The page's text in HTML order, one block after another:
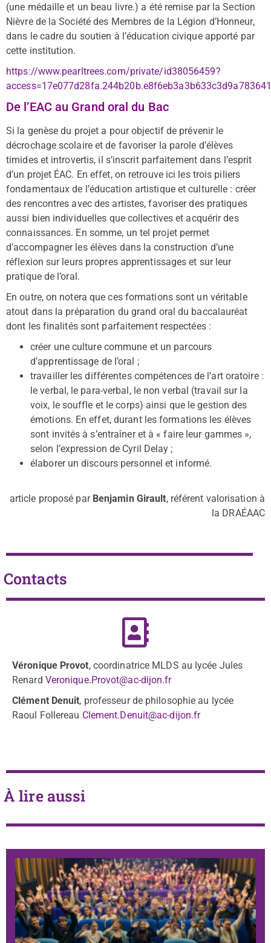
(une médaille et un beau livre.) a été remise par la Section
Nièvre de la Société des Membres de la Légion d’Honneur,
dans le cadre du soutien à l’éducation civique apporté par
cette institution.
https://www.pearltrees.com/private/id38056459?
De l’EAC au Grand oral du Bac
Si la genèse du projet a pour objectif de prévenir le
décrochage scolaire et de favoriser la parole d’élèves
timides et introvertis, il s’inscrit parfaitement dans l’esprit
d’un projet ÉAC. En effet, on retrouve ici les trois piliers
fondamentaux de l’éducation artistique et culturelle : créer
des rencontres avec des artistes, favoriser des pratiques
aussi bien individuelles que collectives et acquérir des
connaissances. En somme, un tel projet permet
d’accompagner les élèves dans la construction d’une
réflexion sur leurs propres apprentissages et sur leur
pratique de l’oral.
En outre, on notera que ces formations sont un véritable
atout dans la préparation du grand oral du baccalauréat
dont les finalités sont parfaitement respectées :
créer une culture commune et un parcours
d’apprentissage de l’oral ;
travailler les différentes compétences de l’art oratoire :
le verbal, le para-verbal, le non verbal (travail sur la
voix, le souffle et le corps) ainsi que le gestion des
émotions. En effet, durant les formations les élèves
sont invités à s’entraîner et à « faire leur gammes »,
selon l’expression de Cyril Delay ;
élaborer un discours personnel et informé.
article proposé par Benjamin Girault, référent valorisation à
la DRAÉAAC
Contacts
Véronique Provot, coordinatrice MLDS au lycée Jules
Renard Veronique.Provot@ac-dijon.fr
Clément Denuit, professeur de philosophie au lycée
Raoul Follereau Clement.Denuit@ac-dijon.fr
À lire aussi